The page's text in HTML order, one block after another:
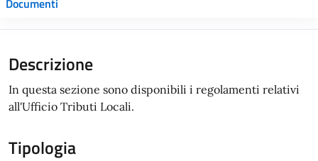
Documenti
Descrizione
In questa sezione sono disponibili i regolamenti relativi
all'Ufficio Tributi Locali.
Tipologia